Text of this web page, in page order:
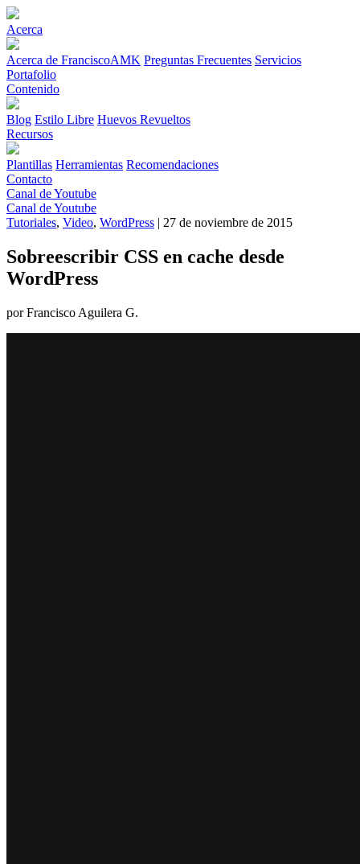
Acerca
Acerca de FranciscoAMK Preguntas Frecuentes Servicios
Portafolio
Contenido
Blog Estilo Libre Huevos Revueltos
Recursos
Plantillas Herramientas Recomendaciones
Contacto
Canal de Youtube
Canal de Youtube
Tutoriales, Video, WordPress | 27 de noviembre de 2015
Sobreescribir CSS en cache desde
WordPress
por Francisco Aguilera G.